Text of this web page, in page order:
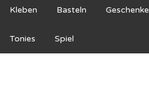
Kleben Basteln Geschenke
Tonies Spiel